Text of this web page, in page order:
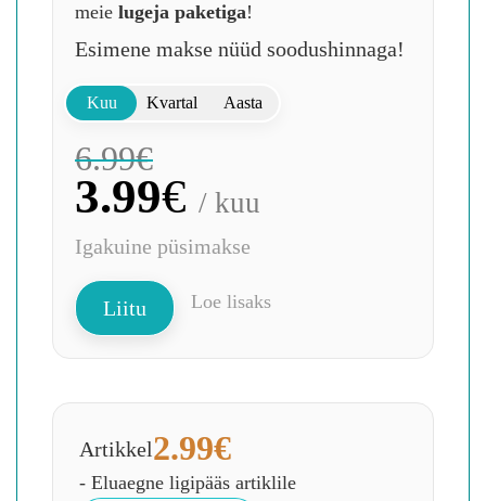
meie lugeja paketiga!
Esimene makse nüüd soodushinnaga!
Kuu Kvartal Aasta
6.99€
3.99€ / kuu
Igakuine püsimakse
Liitu Loe lisaks
Artikkel2.99€
- Eluaegne ligipääs artiklile